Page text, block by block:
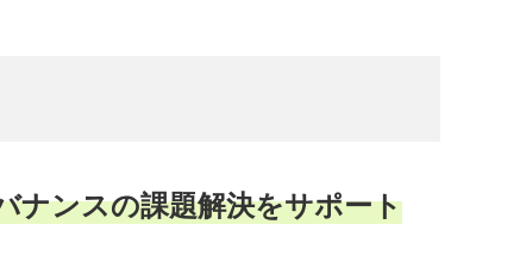
ナンスの課題解決をサポート